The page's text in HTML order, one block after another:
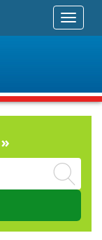
Toggle